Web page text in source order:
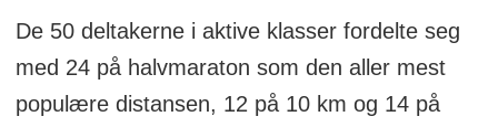
De 50 deltakerne i aktive klasser fordelte seg
med 24 på halvmaraton som den aller mest
populære distansen, 12 på 10 km og 14 på